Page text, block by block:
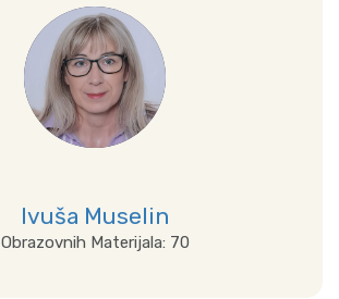
Prikaži sve
Ivuša Muselin
Obrazovnih Materijala: 70